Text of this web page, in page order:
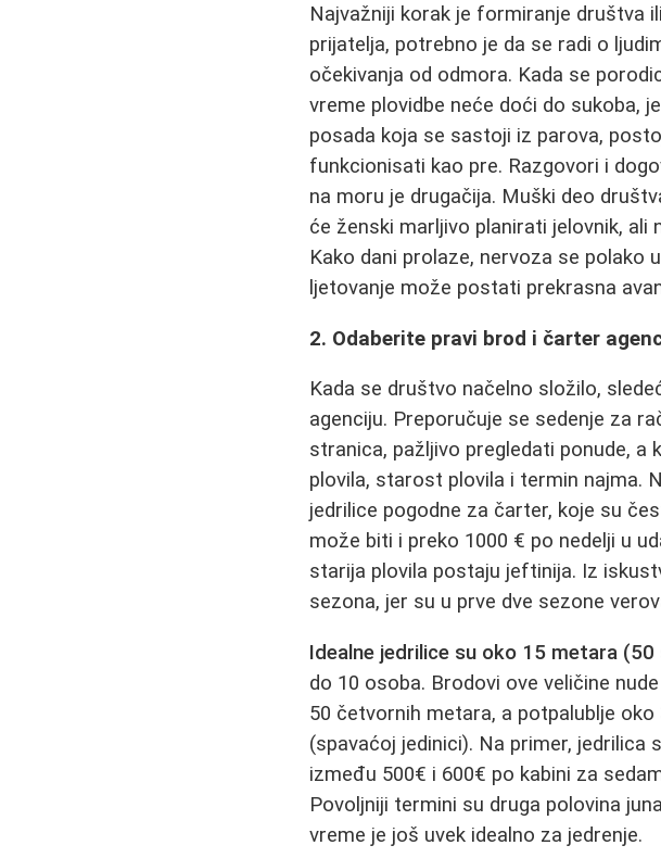
Najvažniji korak je formiranje društva
prijatelja, potrebno je da se radi o
očekivanja od odmora. Kada se
vreme plovidbe neće doći do sukoba,
posada koja se sastoji iz parova,
funkcionisati kao pre. Razgovori i
na moru je drugačija. Muški deo
će ženski marljivo planirati jelovnik,
Kako dani prolaze, nervoza se polako
ljetovanje može postati prekrasna
2. Odaberite pravi brod i čarter
Kada se društvo načelno složilo,
agenciju. Preporučuje se sedenje za
stranica, pažljivo pregledati ponude, a
plovila, starost plovila i termin najma.
jedrilice pogodne za čarter, koje su
može biti i preko 1000 € po nedelji u
starija plovila postaju jeftinija. Iz
sezona, jer su u prve dve sezone
Idealne jedrilice su oko 15 metara
do 10 osoba. Brodovi ove veličine
50 četvornih metara, a potpalublje
(spavaćoj jedinici). Na primer,
između 500€ i 600€ po kabini za
Povoljniji termini su druga polovina
vreme je još uvek idealno za jedrenje.